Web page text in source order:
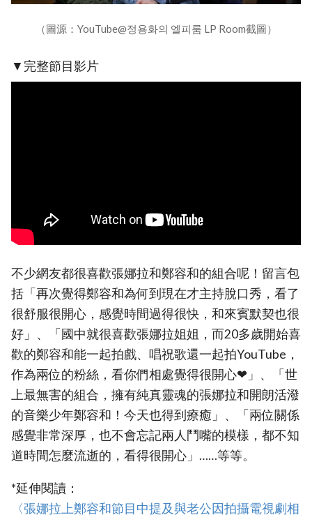
（圖源：YouTube@정용화의 엘피룸 LP Room截圖）
▼完整節目影片
不少網友都很喜歡張娜拉和鄭容和的組合呢！留言包
括「再次覺得鄭容和為何到現在才主持脫口秀，看了
很舒服很開心，感覺時間過得很快，和來賓默契也很
好」、「國中就很喜歡張娜拉姐姐，而20多歲開始喜
歡的鄭容和能一起拍戲、唱祝歌還一起拍YouTube，
作為兩位的粉絲，看你們相處覺得很開心❤」、「世
上最無害的組合，擁有純真靈魂的張娜拉和開朗活潑
的音樂少年鄭容和！今天也得到療癒」、「兩位關係
感覺非常深厚，也不會忘記兩人鬥嘴的模樣，都不知
道時間怎麼流逝的，看得很開心」……等等。
*延伸閱讀：
〈張娜拉上鄭容和節目中提及與老公因拍攝電視劇相